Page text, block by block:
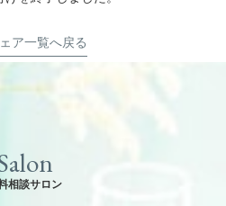
ア一覧へ戻る
相談サロン